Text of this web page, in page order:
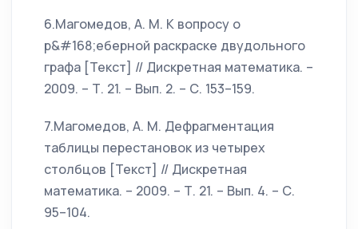
6.Магомедов, А. М. К вопросу о
р&#168;еберной раскраске двудольного
графа [Текст] // Дискретная математика. –
2009. – Т. 21. – Вып. 2. – С. 153–159.
7.Магомедов, А. М. Дефрагментация
таблицы перестановок из четырех
столбцов [Текст] // Дискретная
математика. – 2009. – Т. 21. – Вып. 4. – С.
95–104.